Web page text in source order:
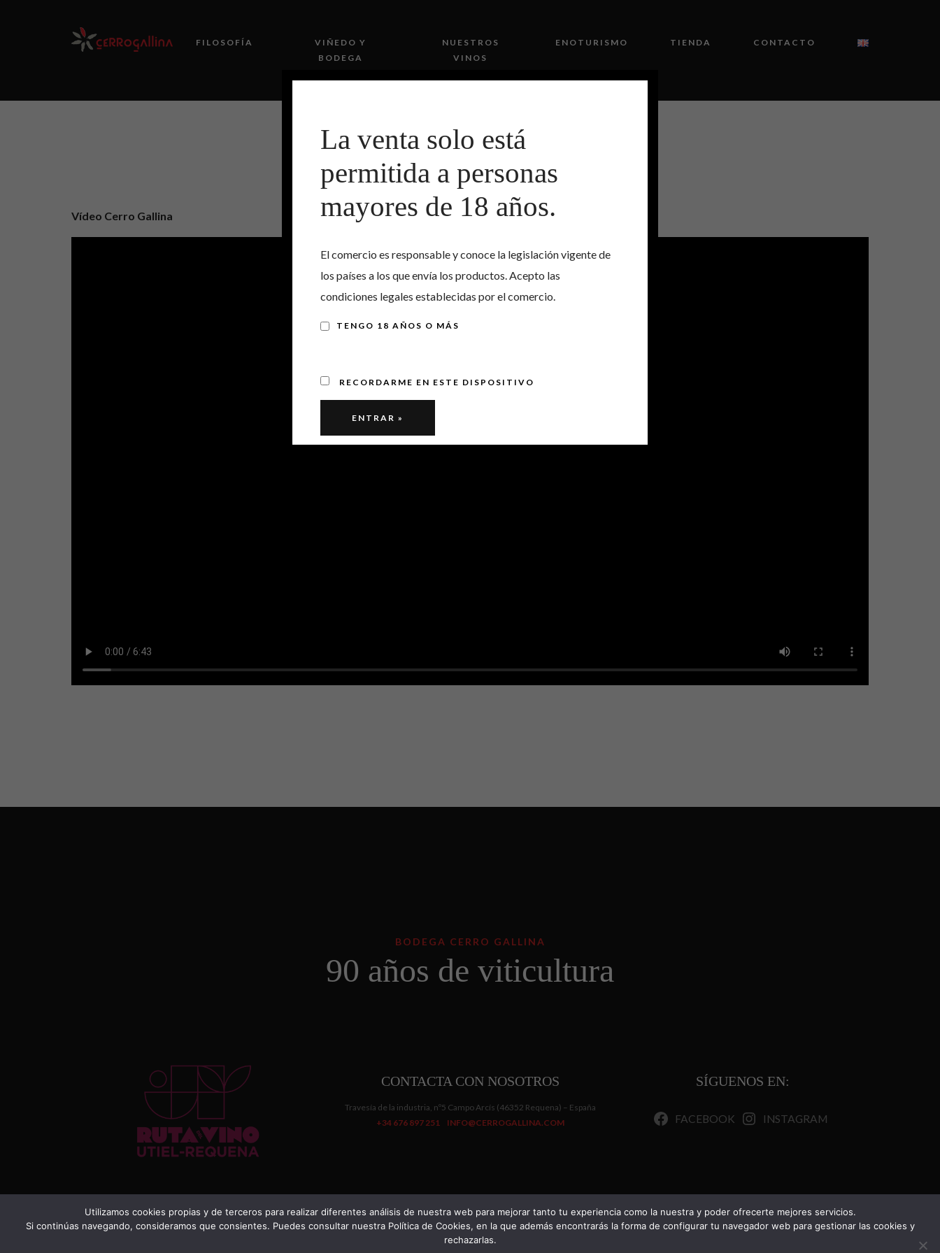
FILOSOFÍA
VIÑEDO Y
BODEGA
NUESTROS
VINOS
ENOTURISMO TIENDA CONTACTO
Vídeo Cerro Gallina
BODEGA CERRO GALLINA
90 años de viticultura
CONTACTA CON NOSOTROS
Travesía de la industria, nº5 Campo Arcís (46352 Requena) – España
+34 676 897 251
INFO@CERROGALLINA.COM
SÍGUENOS EN:
FACEBOOK INSTAGRAM
PRIVACIDAD COOKIES TÉRMINOS AVISO LEGAL © CERRO GALLINA S.L.CANELA Y CLAVO COMUNICACIÓN.
TODOS LOS DERECHOS RESERVADOS.
La venta solo está
permitida a personas
mayores de 18 años.
El comercio es responsable y conoce la legislación vigente de
los países a los que envía los productos. Acepto las
condiciones legales establecidas por el comercio.
TENGO 18 AÑOS O MÁS
RECORDARME EN ESTE DISPOSITIVO
Utilizamos cookies propias y de terceros para realizar diferentes análisis de nuestra web para mejorar tanto tu experiencia como la nuestra y poder ofrecerte mejores servicios.
Si continúas navegando, consideramos que consientes. Puedes consultar nuestra Política de Cookies, en la que además encontrarás la forma de configurar tu navegador web para gestionar las cookies y
rechazarlas.